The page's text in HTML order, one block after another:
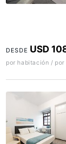
DESDE USD
por habitación / por